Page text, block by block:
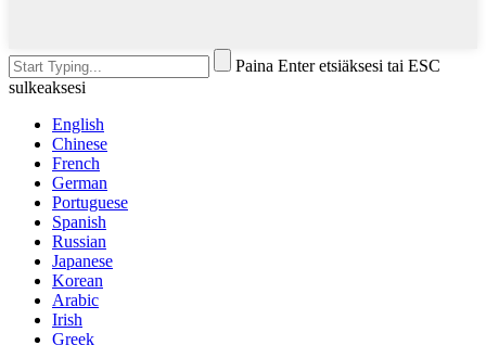
Paina Enter etsiäksesi tai ESC
sulkeaksesi
English
Chinese
French
German
Portuguese
Spanish
Russian
Japanese
Korean
Arabic
Irish
Greek